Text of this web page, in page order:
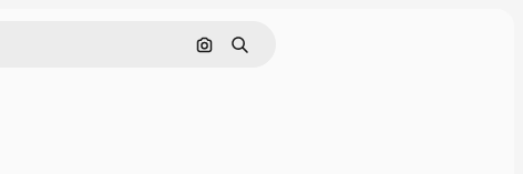
Pesquisar por imagem
Buscar